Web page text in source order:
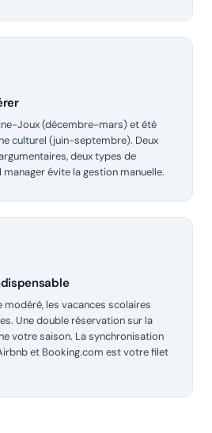
Joux (décembre-mars) et été
culturel (juin-septembre). Deux
deux types de
manager évite la gestion manuelle.
modéré, les vacances scolaires
Une double réservation sur la
votre saison. La synchronisation
et Booking.com est votre filet